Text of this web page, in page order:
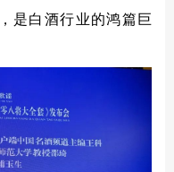
是白酒行业的鸿篇巨